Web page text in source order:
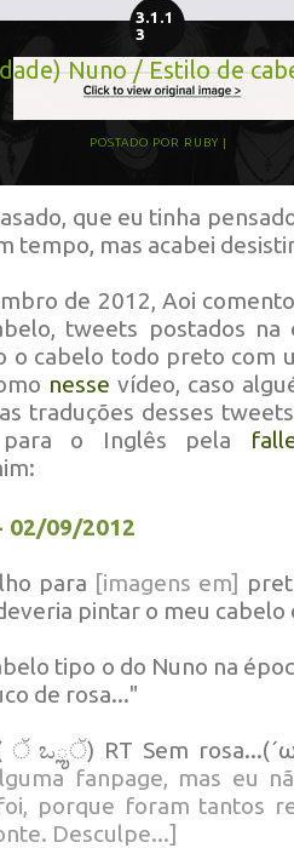
3.1.1
3
Nuno / Estilo de
POSTADO POR RUBY
que eu tinha
tempo, mas acabei
de 2012, Aoi
tweets postados na
o cabelo todo preto com
nesse vídeo, caso
traduções desses
para o Inglês pela
02/09/2012
para [imagens em]
pintar o meu
tipo o do Nuno na
de rosa..."
( ੱ ಒౢੱ) RT Sem
fanpage, mas eu
porque foram tantos
Desculpe...]